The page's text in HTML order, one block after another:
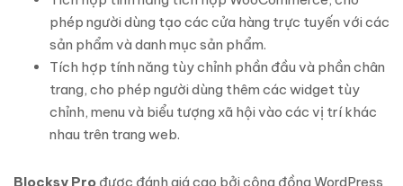
phép người dùng tạo các cửa hàng trực tuyến với các
sản phẩm và danh mục sản phẩm.
Tích hợp tính năng tùy chỉnh phần đầu và phần chân
trang, cho phép người dùng thêm các widget tùy
chỉnh, menu và biểu tượng xã hội vào các vị trí khác
nhau trên trang web.
Blocksy Pro được đánh giá cao bởi cộng đồng WordPress